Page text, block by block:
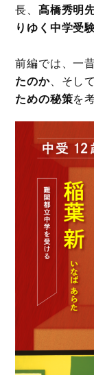
長、髙橋秀明
りゆく中学受
前編では、一
たのか、そし
ための秘策を